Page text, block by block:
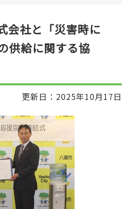
会社と「災害時に
供給に関する協
更新日：2025年10月17日